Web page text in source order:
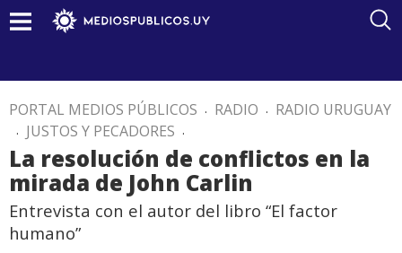
PORTAL MEDIOS PÚBLICOS . RADIO . RADIO URUGUAY
. JUSTOS Y PECADORES .
La resolución de conflictos en la
mirada de John Carlin
Entrevista con el autor del libro “El factor
humano”